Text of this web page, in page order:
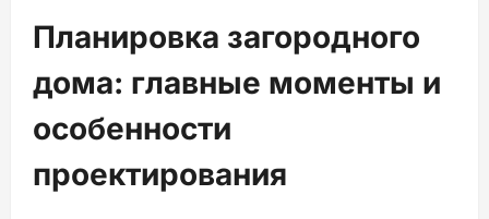
Планировка загородного
дома: главные моменты и
особенности
проектирования